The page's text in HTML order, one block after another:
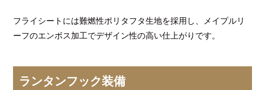
フライシートには難燃性ポリタフタ生地を採用し、メイプルリ
ーフのエンボス加工でデザイン性の高い仕上がりです。
ランタンフック装備